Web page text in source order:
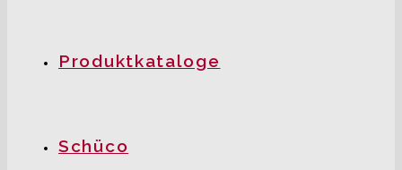
Produktkataloge
Schüco